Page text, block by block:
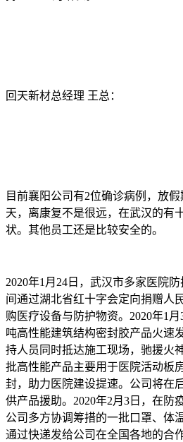
回天新材总经理 王总：
目前襄阳公司有2位确诊病例，放
天，离康复不是很远，在武汉的有
状。其他员工还是比较安全的。
2020年1月24日，武汉市多家医院
间通过湖北省红十字会定向捐赠人
购医疗设备与防护物资。2020年1
吨高性能建筑结构密封胶产品火速
持人员同时抵达施工现场，驰援火
批高性能产品主要用于医院活动板
封，助力医院建设提速。公司将在
供产品援助。2020年2月3日，在防
公司多方协调筹措的一批口罩、体
通过快递发给公司在全国各地的合